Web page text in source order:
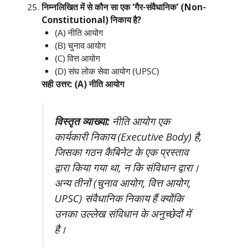
निम्नलिखित में से कौन सा एक ‘गैर-संवैधानिक’ (Non-
Constitutional) निकाय है?
(A) नीति आयोग
(B) चुनाव आयोग
(C) वित्त आयोग
(D) संघ लोक सेवा आयोग (UPSC)
सही उत्तर: (A) नीति आयोग
विस्तृत व्याख्या:नीति आयोग एक
कार्यकारी निकाय (Executive Body) है,
जिसका गठन कैबिनेट के एक प्रस्ताव
द्वारा किया गया था, न कि संविधान द्वारा।
अन्य तीनों (चुनाव आयोग, वित्त आयोग,
UPSC) संवैधानिक निकाय हैं क्योंकि
उनका उल्लेख संविधान के अनुच्छेदों में
है।